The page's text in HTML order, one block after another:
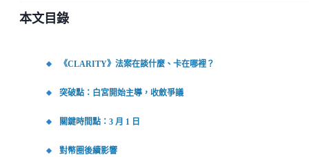
本文目錄
《CLARITY》法案在談什麼、卡在哪裡？
突破點：白宮開始主導，收斂爭議
關鍵時間點：3 月 1 日
對幣圈後續影響